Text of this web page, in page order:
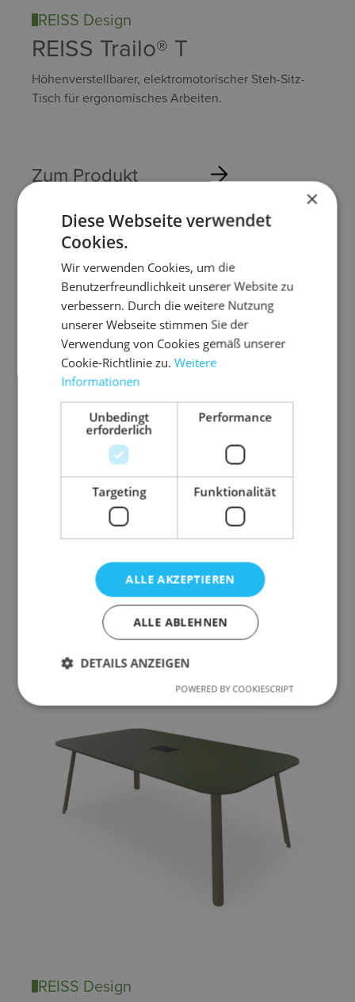
REISS Design
REISS Trailo® T
Höhenverstellbarer, elektromotorischer Steh-Sitz-
Tisch für ergonomisches Arbeiten.
Zum Produkt
REISS Design
REISS Trailo® S
Ein vielseitiger Design-Schreibtisch mit klarer
Linienführung und fester Höhe, ideal für moderne
Büroumgebungen.
Zum Produkt
REISS Design
×
Diese Webseite verwendet
Cookies.
Wir verwenden Cookies, um die
Benutzerfreundlichkeit unserer Website zu
verbessern. Durch die weitere Nutzung
unserer Webseite stimmen Sie der
Verwendung von Cookies gemäß unserer
Cookie-Richtlinie zu.Weitere
Informationen
Unbedingt
erforderlich
Performance
Targeting Funktionalität
ALLE AKZEPTIEREN
ALLE ABLEHNEN
DETAILS ANZEIGEN
POWERED BY COOKIESCRIPT